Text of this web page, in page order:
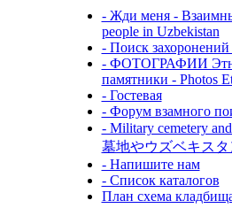
- Жди меня -
people in Uzbekistan
- Поиск
- ФОТОГРАФИИ
памятники - Photos
- Гостевая
- Форум взамного
- Military cemetery
墓地やウズベキス
- Напишите нам
- Список каталогов
План схема